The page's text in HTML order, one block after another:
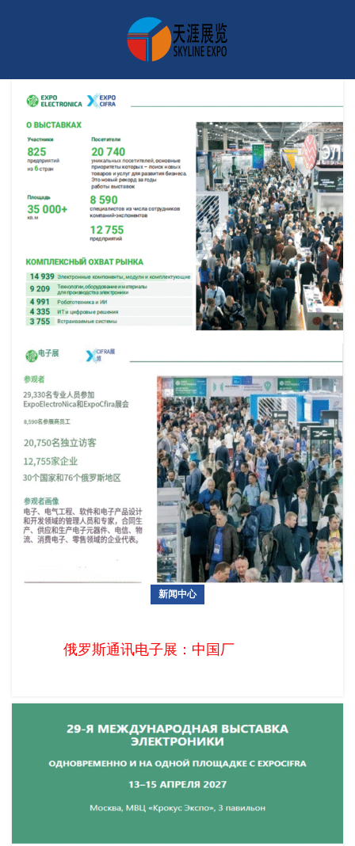
新闻中心
俄罗斯通讯电子展：中国厂商掘金俄语区2亿